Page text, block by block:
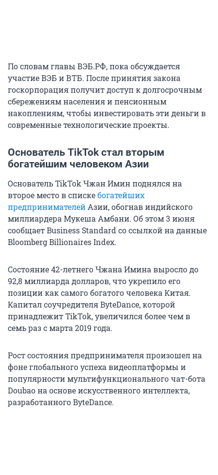
По словам главы ВЭБ.РФ, пока обсуждается
участие ВЭБ и ВТБ. После принятия закона
госкорпорация получит доступ к долгосрочным
сбережениям населения и пенсионным
накоплениям, чтобы инвестировать эти деньги в
современные технологические проекты.
Основатель TikTok стал вторым
богатейшим человеком Азии
Основатель TikTok Чжан Имин поднялся на
второе место в спискебогатейших
предпринимателейАзии, обогнав индийского
миллиардера Мукеша Амбани. Об этом 3 июня
сообщает Business Standard со ссылкой на данные
Bloomberg Billionaires Index.
Состояние 42-летнего Чжана Имина выросло до
92,8 миллиарда долларов, что укрепило его
позиции как самого богатого человека Китая.
Капитал соучредителя ByteDance, которой
принадлежит TikTok, увеличился более чем в
семь раз с марта 2019 года.
Рост состояния предпринимателя произошел на
фоне глобального успеха видеоплатформы и
популярности мультифункционального чат-бота
Doubao на основе искусственного интеллекта,
разработанного ByteDance.